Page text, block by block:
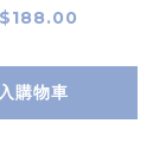
Gel甲油
購物車